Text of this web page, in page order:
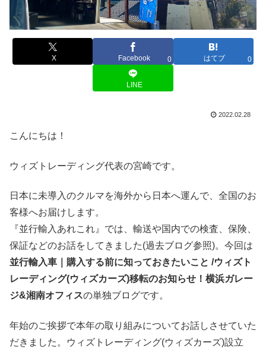
X Facebook 0 はてブ 0
LINE
2022.02.28
こんにちは！
ウィズトレーディング代表の宮崎です。
日本に未導入のクルマを海外から日本へ運んで、全国のお
客様へお届けします。
『並行輸入あれこれ』では、輸送や国内での検査、保険、
保証などのお話をしてきました(過去ブログ参照)。今回は
並行輸入車｜購入する前に知っておきたいこと /ウィズト
レーディング(ウィズカーズ)移転のお知らせ！横浜ガレー
ジ&湘南オフィスの単独ブログです。
年始のご挨拶で本年の取り組みについてお話しさせていた
だきました。ウィズトレーディング(ウィズカーズ)設立